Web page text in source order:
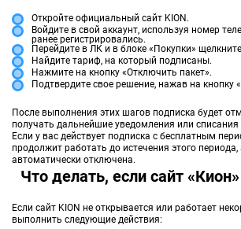
Откройте официальный сайт KION.
Войдите в свой аккаунт, используя номер
ранее регистрировались.
Перейдите в ЛК и в блоке «Покупки»
Найдите тариф, на который подписаны.
Нажмите на кнопку «Отключить пакет».
Подтвердите свое решение, нажав на кнопку
После выполнения этих шагов подписка будет
получать дальнейшие уведомления или
Если у вас действует подписка с бесплатным
продолжит работать до истечения этого периода,
автоматически отключена.
Что делать, если сайт
Если сайт KION не открывается или работает
выполнить следующие действия: